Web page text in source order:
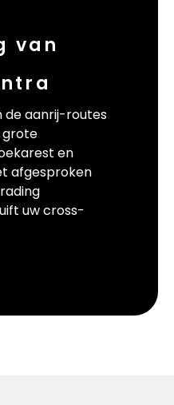
van
de aanrij-routes
grote
en
afgesproken
uw cross-